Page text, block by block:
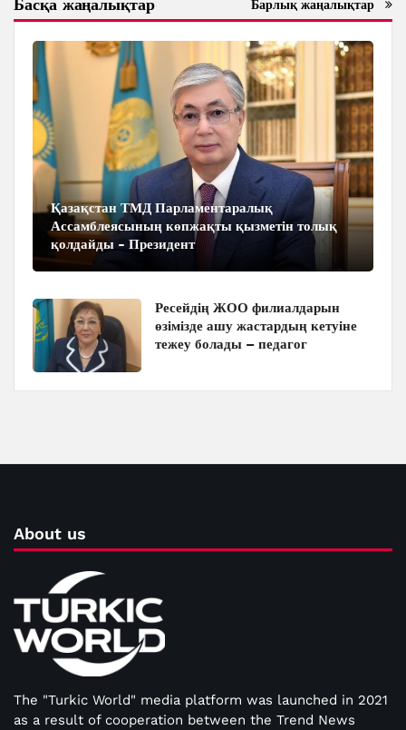
Басқа жаңалықтар Барлық жаңалықтар
Қазақстан ТМД Парламентаралық
Ассамблеясының көпжақты қызметін толық
қолдайды - Президент
Ресейдің ЖОО филиалдарын
өзімізде ашу жастардың кетуіне
тежеу болады – педагог
About us
The "Turkic World" media platform was launched in 2021
as a result of cooperation between the Trend News